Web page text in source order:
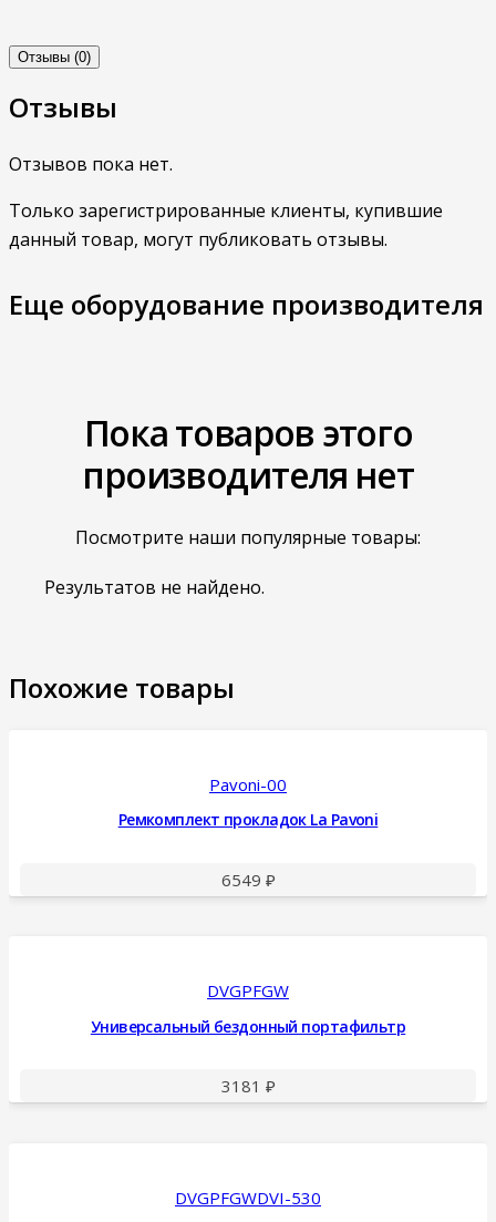
Отзывы (0)
Отзывы
Отзывов пока нет.
Только зарегистрированные клиенты, купившие
данный товар, могут публиковать отзывы.
Еще оборудование производителя
Пока товаров этого
производителя нет
Посмотрите наши популярные товары:
Результатов не найдено.
Похожие товары
Pavoni-00
Ремкомплект прокладок La Pavoni
6549 ₽
DVGPFGW
Универсальный бездонный портафильтр
3181 ₽
DVGPFGWDVI-530